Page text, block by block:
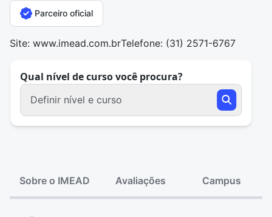
Parceiro oficial
Site: www.imead.com.brTelefone: (31) 2571-6767
Qual nível de curso você procura?
Definir nível e curso
Sobre o IMEAD Avaliações Campus